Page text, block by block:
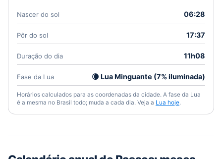
Nascer do sol 06:28
Pôr do sol 17:37
Duração do dia 11h08
Fase da Lua 🌘 Lua Minguante (7% iluminada)
Horários calculados para as coordenadas da cidade. A fase da Lua
é a mesma no Brasil todo; muda a cada dia. Veja a Lua hoje.